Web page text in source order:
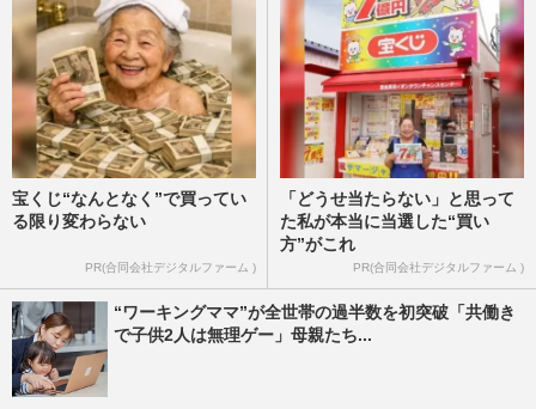
宝くじ“なんとなく”で買ってい
る限り変わらない
PR(合同会社デジタルファーム )
「どうせ当たらない」と思って
た私が本当に当選した“買い
方”がこれ
PR(合同会社デジタルファーム )
“ワーキングママ”が全世帯の過半数を初突破「共働き
で子供2人は無理ゲー」母親たち...